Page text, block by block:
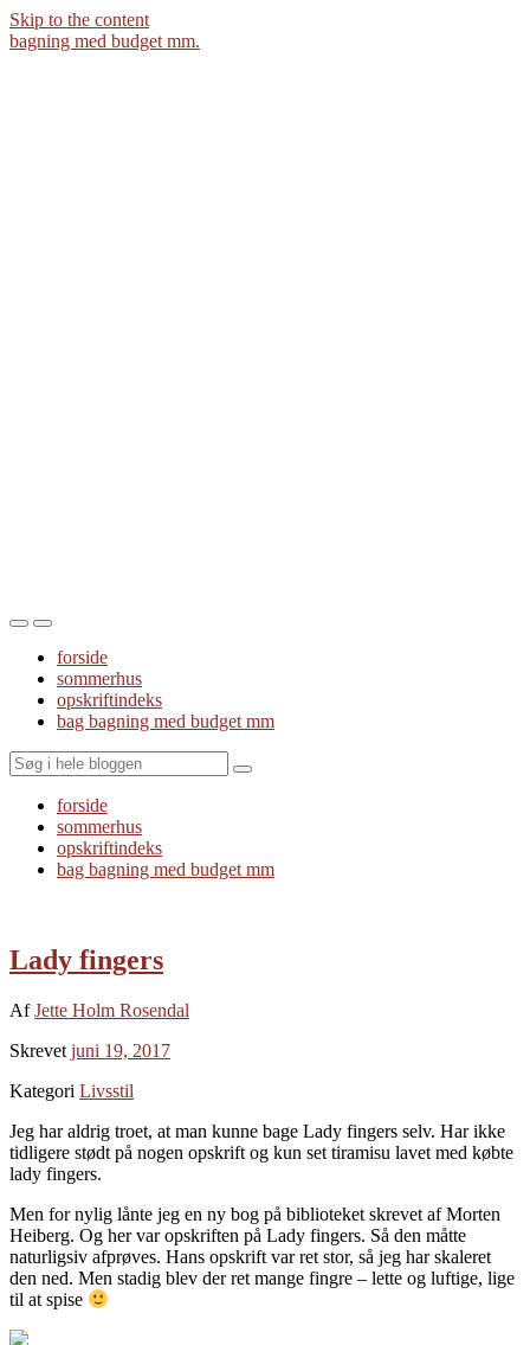
Skip to the content
bagning med budget mm.
Toggle
mobile
menu
Toggle
the
search
field
forside
sommerhus
opskriftindeks
bag bagning med budget mm
Search
forside
sommerhus
opskriftindeks
bag bagning med budget mm
Lady fingers
AfJette Holm Rosendal
Skrevet juni 19, 2017
Kategori Livsstil
Jeg har aldrig troet, at man kunne bage Lady fingers selv. Har ikke
tidligere stødt på nogen opskrift og kun set tiramisu lavet med købte
lady fingers.
Men for nylig lånte jeg en ny bog på biblioteket skrevet af Morten
Heiberg. Og her var opskriften på Lady fingers. Så den måtte
naturligsiv afprøves. Hans opskrift var ret stor, så jeg har skaleret
den ned. Men stadig blev der ret mange fingre – lette og luftige, lige
til at spise